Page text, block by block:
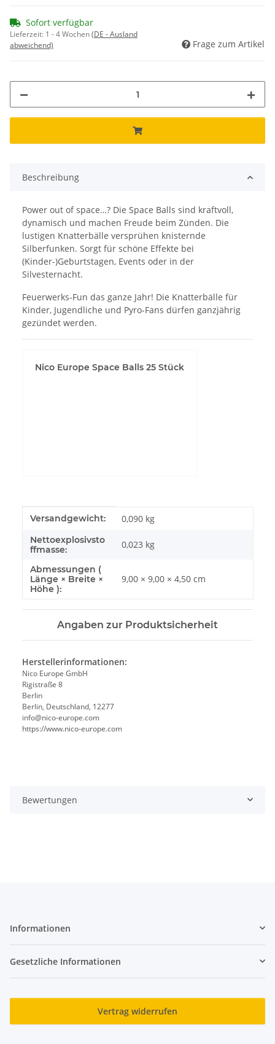
Sofort verfügbar
Lieferzeit: 1 - 4 Wochen(DE - Ausland
abweichend)
Frage zum Artikel
Beschreibung
Power out of space…? Die Space Balls sind kraftvoll,
dynamisch und machen Freude beim Zünden. Die
lustigen Knatterbälle versprühen knisternde
Silberfunken. Sorgt für schöne Effekte bei
(Kinder-)Geburtstagen, Events oder in der
Silvesternacht.
Feuerwerks-Fun das ganze Jahr! Die Knatterbälle für
Kinder, Jugendliche und Pyro-Fans dürfen ganzjährig
gezündet werden.
Nico Europe Space Balls 25 Stück
Produkteigenschaft
Wert
Versandgewicht: 0,090 kg
Nettoexplosivsto
ffmasse:
0,023 kg
Abmessungen (
Länge × Breite ×
Höhe ):
9,00 × 9,00 × 4,50 cm
Angaben zur Produktsicherheit
Herstellerinformationen:
Nico Europe GmbH
Rigistraße 8
Berlin
Berlin, Deutschland, 12277
info@nico-europe.com
https://www.nico-europe.com
Bewertungen
Informationen
Gesetzliche Informationen
Vertrag widerrufen